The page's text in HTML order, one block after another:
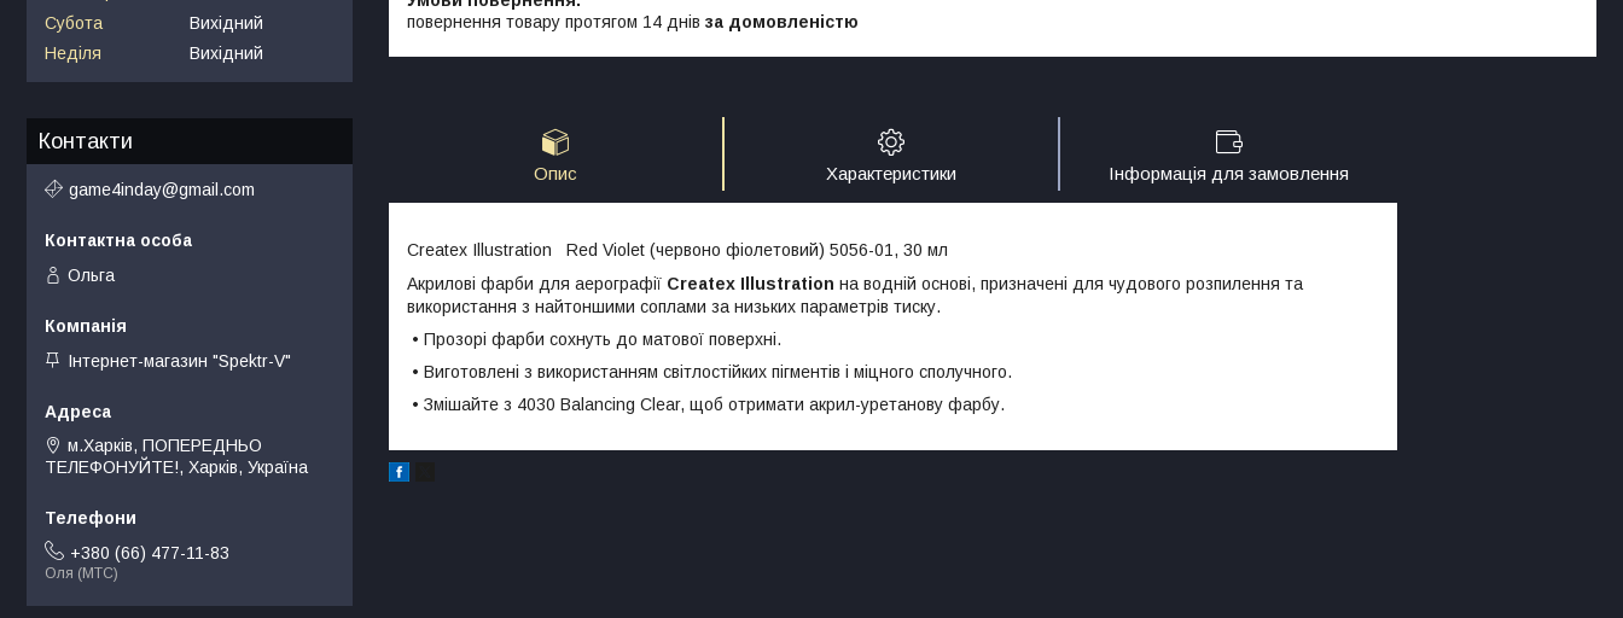
повернення товару протягом 14 днів за домовленістю
Опис Характеристики Інформація для замовлення
Createx Illustration Red Violet (червоно фіолетовий) 5056-01, 30 мл
Акрилові фарби для аерографії Createx Illustration на водній основі, призначені для чудового розпилення та
використання з найтоншими соплами за низьких параметрів тиску.
• Прозорі фарби сохнуть до матової поверхні.
• Виготовлені з використанням світлостійких пігментів і міцного сполучного.
• Змішайте з 4030 Balancing Clear, щоб отримати акрил-уретанову фарбу.
Субота
Вихідний
Неділя
Вихідний
Контакти
game4inday@gmail.com
Ольга
Інтернет-магазин "Spektr-V"
м.Харків, ПОПЕРЕДНЬО
ТЕЛЕФОНУЙТЕ!, Харків, Україна
+380 (66) 477-11-83
Оля (МТС)